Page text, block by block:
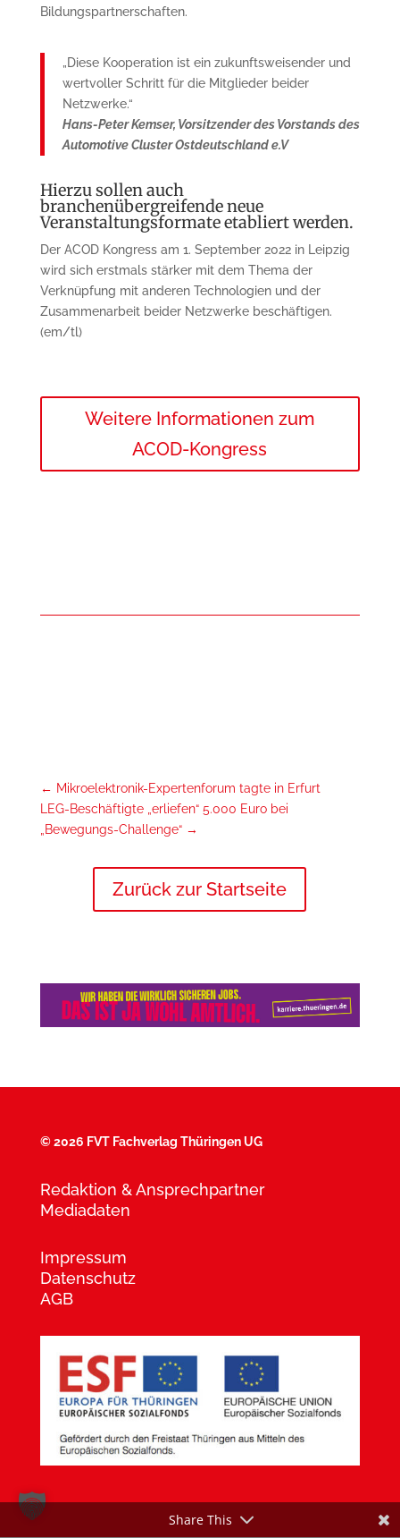
Bildungspartnerschaften.
„Diese Kooperation ist ein zukunftsweisender und
wertvoller Schritt für die Mitglieder beider
Netzwerke.“
Hans-Peter Kemser, Vorsitzender des Vorstands des
Automotive Cluster Ostdeutschland e.V
Hierzu sollen auch
branchenübergreifende neue
Veranstaltungsformate etabliert werden.
Der ACOD Kongress am 1. September 2022 in Leipzig
wird sich erstmals stärker mit dem Thema der
Verknüpfung mit anderen Technologien und der
Zusammenarbeit beider Netzwerke beschäftigen.
(em/tl)
Weitere Informationen zum
ACOD-Kongress
← Mikroelektronik-Expertenforum tagte in Erfurt
LEG-Beschäftigte „erliefen“ 5.000 Euro bei
„Bewegungs-Challenge“→
Zurück zur Startseite
©2026 FVT Fachverlag Thüringen UG
Redaktion & Ansprechpartner
Mediadaten
Impressum
Datenschutz
AGB
Share This